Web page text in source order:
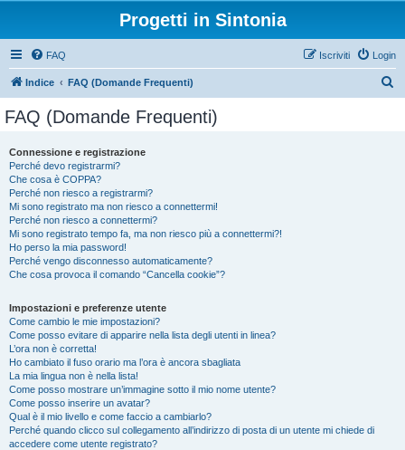
Progetti in Sintonia
FAQ Login
Iscriviti
Indice FAQ (Domande Frequenti)
FAQ (Domande Frequenti)
Connessione e registrazione
Perché devo registrarmi?
Che cosa è COPPA?
Perché non riesco a registrarmi?
Mi sono registrato ma non riesco a connettermi!
Perché non riesco a connettermi?
Mi sono registrato tempo fa, ma non riesco più a connettermi?!
Ho perso la mia password!
Perché vengo disconnesso automaticamente?
Che cosa provoca il comando “Cancella cookie”?
Impostazioni e preferenze utente
Come cambio le mie impostazioni?
Come posso evitare di apparire nella lista degli utenti in linea?
L’ora non è corretta!
Ho cambiato il fuso orario ma l’ora è ancora sbagliata
La mia lingua non è nella lista!
Come posso mostrare un’immagine sotto il mio nome utente?
Come posso inserire un avatar?
Qual è il mio livello e come faccio a cambiarlo?
Perché quando clicco sul collegamento all’indirizzo di posta di un utente mi chiede di
accedere come utente registrato?